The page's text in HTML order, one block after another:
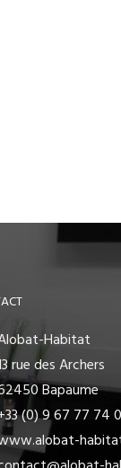
Habitat
rue des Archers
Bapaume
(0) 9 67 77 74